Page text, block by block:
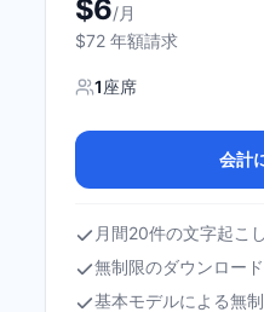
$6/月
$72 年額請求
1座席
会計
月間20件の文字起こし
無制限のダウンロー
基本モデルによる無